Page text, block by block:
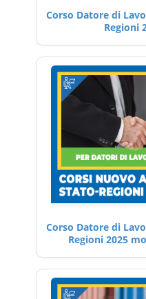
Corso Datore di
Regioni
Corso Datore di
Regioni 2025